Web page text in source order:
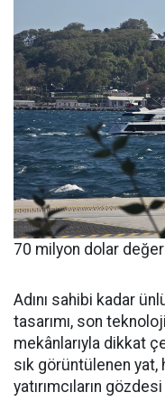
70 milyon dolar
Adını sahibi kadar
tasarımı, son
mekânlarıyla dikkat
sık görüntülenen yat,
yatırımcıların